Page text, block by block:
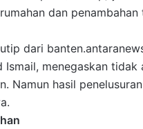
dan
dari
Ismail, menegaskan
Namun hasil